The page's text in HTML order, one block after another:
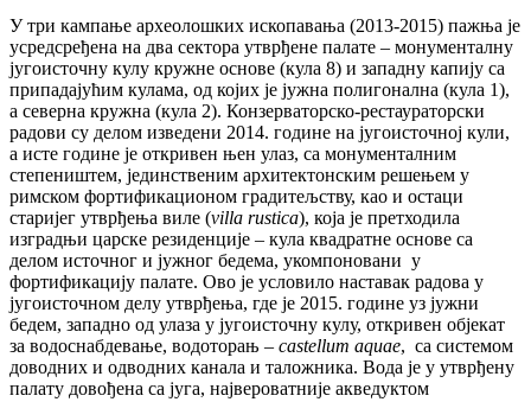
У три кампање археолошких ископавања (2013-2015) пажња је
усредсређена на два сектора утврђене палате – монументалну
југоисточну кулу кружне основе (кула 8) и западну капију са
припадајућим кулама, од којих је јужна полигонална (кула 1),
а северна кружна (кула 2). Конзерваторско-рестаураторски
радови су делом изведени 2014. године на југоисточној кули,
а исте године је откривен њен улаз, са монументалним
степеништем, јединственим архитектонским решењем у
римском фортификационом градитељству, као и остаци
старијег утврђења виле (villa rustica), која је претходила
изградњи царске резиденције – кула квадратне основе са
делом источног и јужног бедема, укомпоновани у
фортификацију палате. Ово је условило наставак радова у
југоисточном делу утврђења, где је 2015. године уз јужни
бедем, западно од улаза у југоисточну кулу, откривен објекат
за водоснабдевање, водоторањ – castellum aquae, са системом
доводних и одводних канала и таложника. Вода је у утврђену
палату довођена са југа, највероватније акведуктом